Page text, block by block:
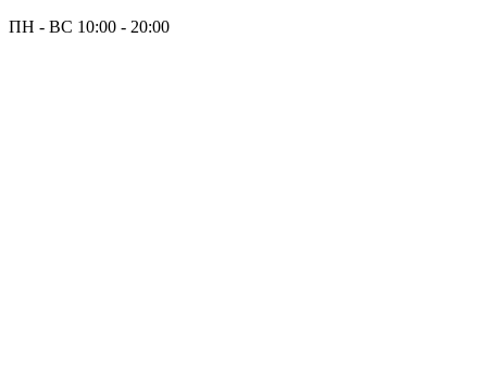
ПН - ВС 10:00 - 20:00